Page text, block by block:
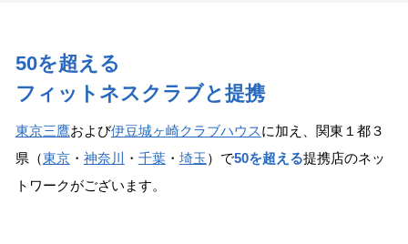
50を超える
フィットネスクラブと提携
東京三鷹および伊豆城ヶ崎クラブハウスに加え、関東１都３
県（東京・ 神奈川 ・ 千葉・ 埼玉 ）で50を超える提携店のネッ
トワークがございます。